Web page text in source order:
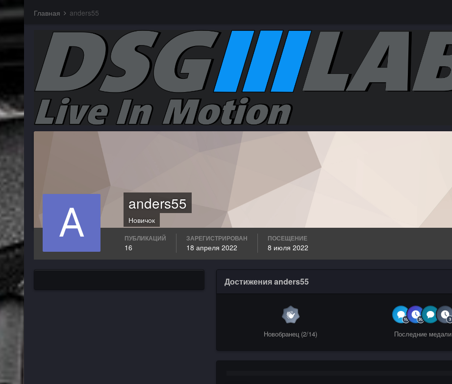
Главная anders55
anders55
Новичок
ПУБЛИКАЦИЙ
16
ЗАРЕГИСТРИРОВАН
18 апреля 2022
ПОСЕЩЕНИЕ
8 июля 2022
Достижения anders55
Новобранец (2/14) Последние медали